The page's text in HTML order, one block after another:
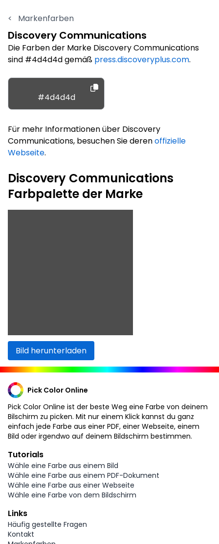
< Markenfarben
Discovery Communications
Die Farben der Marke Discovery Communications
sind #4d4d4d gemäß press.discoveryplus.com.
#4d4d4d
Für mehr Informationen über Discovery
Communications, besuchen Sie derenoffizielle
Webseite.
Discovery Communications
Farbpalette der Marke
Bild herunterladen
Pick Color Online
Pick Color Online ist der beste Weg eine Farbe von deinem
Bilschirm zu picken. Mit nur einem Klick kannst du ganz
einfach jede Farbe aus einer PDF, einer Webseite, einem
Bild oder irgendwo auf deinem Bildschirm bestimmen.
Tutorials
Wähle eine Farbe aus einem Bild
Wähle eine Farbe aus einem PDF-Dokument
Wähle eine Farbe aus einer Webseite
Wähle eine Farbe von dem Bildschirm
Links
Häufig gestellte Fragen
Kontakt